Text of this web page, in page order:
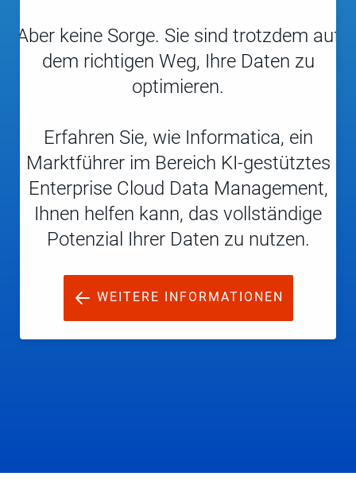
Aber keine Sorge. Sie sind trotzdem auf
dem richtigen Weg, Ihre Daten zu
optimieren.
Erfahren Sie, wie Informatica, ein
Marktführer im Bereich KI-gestütztes
Enterprise Cloud Data Management,
Ihnen helfen kann, das vollständige
Potenzial Ihrer Daten zu nutzen.
WEITERE INFORMATIONEN